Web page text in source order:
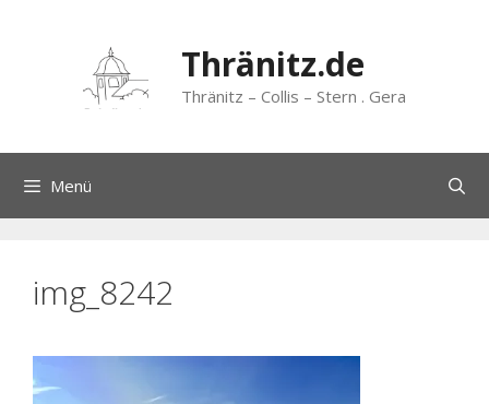
springen
Thränitz.de
Thränitz – Collis – Stern . Gera
Menü
img_8242